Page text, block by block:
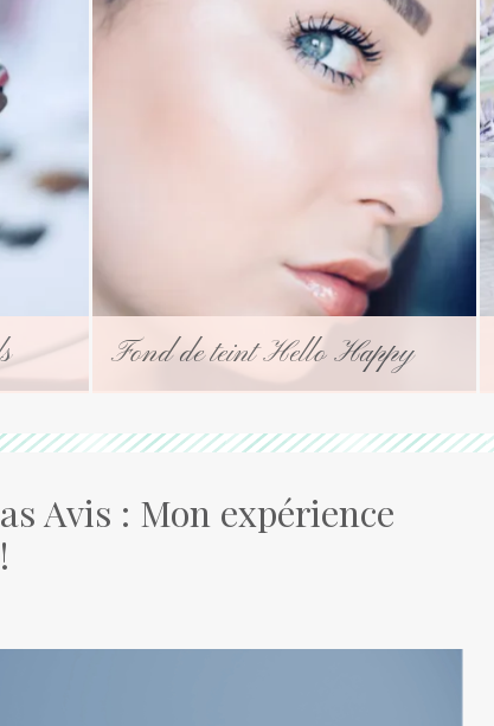
Fond de teint Hello Happy
Avis : Mon expérience